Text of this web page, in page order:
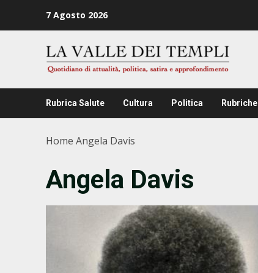
7 Agosto 2026
Rubrica Salute Cultura Politica Rubriche
Home Angela Davis
Angela Davis